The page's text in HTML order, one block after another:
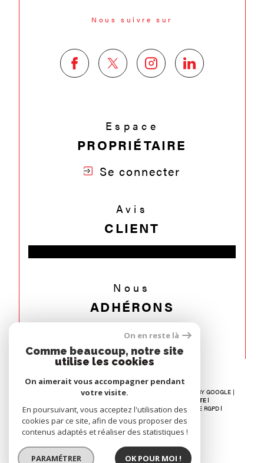
Nous suivre sur
Espace
PROPRIÉTAIRE
Se connecter
Avis
CLIENT
Nous
ADHÉRONS
© 2026 | TOUS DROITS RÉSERVÉS | TRADUCTION POWERED BY GOOGLE |
PLAN DU SITE
MENTIONS LÉGALES
ADMIN NOS LIENS
POLITIQUE RGPD
On en reste là
Comme beaucoup, notre site
utilise les cookies
On aimerait vous accompagner pendant
votre visite.
En poursuivant, vous acceptez l'utilisation des
cookies par ce site, afin de vous proposer des
contenus adaptés et réaliser des statistiques !
PARAMÉTRER OK POUR MOI !